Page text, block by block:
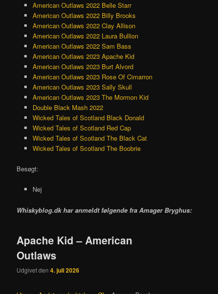
American Outlaws 2022 Belle Starr
American Outlaws 2022 Billy Brooks
American Outlaws 2022 Clay Allison
American Outlaws 2022 Laura Bullion
American Outlaws 2022 Sam Bass
American Outlaws 2023 Apache Kid
American Outlaws 2023 Burt Alvord
American Outlaws 2023 Rose Of Cimarron
American Outlaws 2023 Sally Skull
American Outlaws 2023 The Mormon Kid
Double Black Mash 2022
Wicked Tales of Scotland Black Donald
Wicked Tales of Scotland Red Cap
Wicked Tales of Scotland The Black Cat
Wicked Tales of Scotland The Boobrie
Besøgt:
Nej
Whiskyblog.dk har anmeldt følgende fraAmager Bryghus:
Apache Kid – American
Outlaws
Udgivet den4. juli 2026